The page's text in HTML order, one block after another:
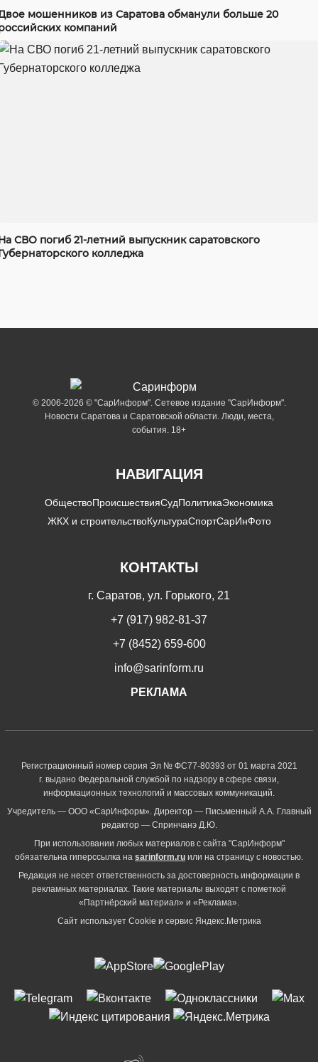
мошенников из Саратова обманули больше 20
компаний
СВО погиб 21-летний выпускник саратовского
колледжа
© 2006-2026 © "СарИнформ". Сетевое издание "СарИнформ".
Новости Саратова и Саратовской области. Люди, места,
события. 18+
НАВИГАЦИЯ
ОбществоПроисшествияСудПолитикаЭкономика
ЖКХ и строительствоКультураСпортСарИнФото
КОНТАКТЫ
г. Саратов, ул. Горького, 21
+7 (917) 982-81-37
+7 (8452) 659-600
info@sarinform.ru
РЕКЛАМА
Регистрационный номер серия Эл № ФС77-80393 от 01 марта 2021
г. выдано Федеральной службой по надзору в сфере связи,
информационных технологий и массовых коммуникаций.
Учредитель — ООО «СарИнформ». Директор — Письменный А.А. Главный
редактор — Спринчанэ Д.Ю.
При использовании любых материалов с сайта "СарИнформ"
обязательна гиперссылка на sarinform.ru или на страницу с новостью.
Редакция не несет ответственность за достоверность информации в
рекламных материалах. Такие материалы выходят с пометкой
«Партнёрский материал» и «Реклама».
Сайт использует Cookie и сервиc Яндекс.Метрика